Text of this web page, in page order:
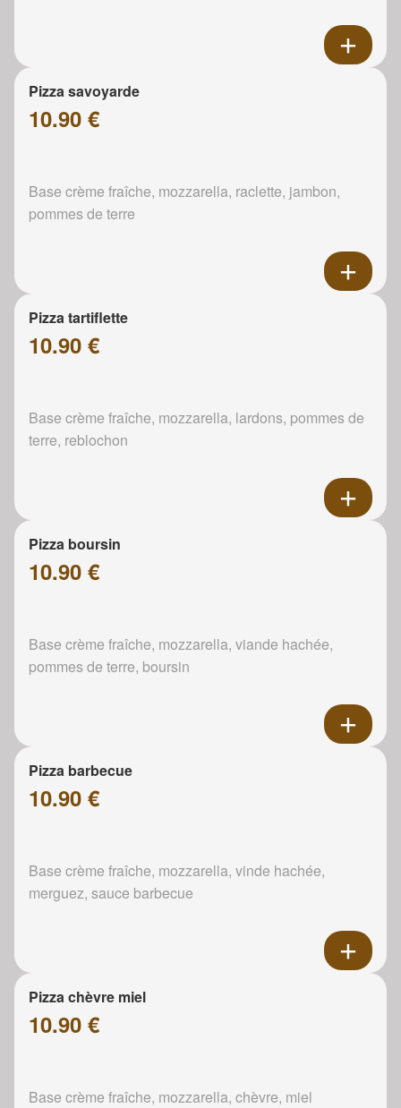
Pizza savoyarde
10.90 €
Base crème fraîche, mozzarella, raclette, jambon,
pommes de terre
Pizza tartiflette
10.90 €
Base crème fraîche, mozzarella, lardons, pommes de
terre, reblochon
Pizza boursin
10.90 €
Base crème fraîche, mozzarella, viande hachée,
pommes de terre, boursin
Pizza barbecue
10.90 €
Base crème fraîche, mozzarella, vinde hachée,
merguez, sauce barbecue
Pizza chèvre miel
10.90 €
Base crème fraîche, mozzarella, chèvre, miel